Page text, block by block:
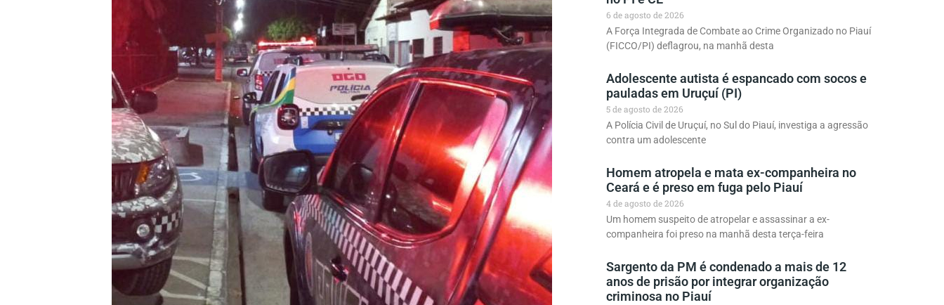
6 de agosto de 2026
A Força Integrada de Combate ao Crime Organizado no Piauí
(FICCO/PI) deflagrou, na manhã desta
Adolescente autista é espancado com socos e
pauladas em Uruçuí (PI)
5 de agosto de 2026
A Polícia Civil de Uruçuí, no Sul do Piauí, investiga a agressão
contra um adolescente
Homem atropela e mata ex-companheira no
Ceará e é preso em fuga pelo Piauí
4 de agosto de 2026
Um homem suspeito de atropelar e assassinar a ex-
companheira foi preso na manhã desta terça-feira
Sargento da PM é condenado a mais de 12
anos de prisão por integrar organização
criminosa no Piauí